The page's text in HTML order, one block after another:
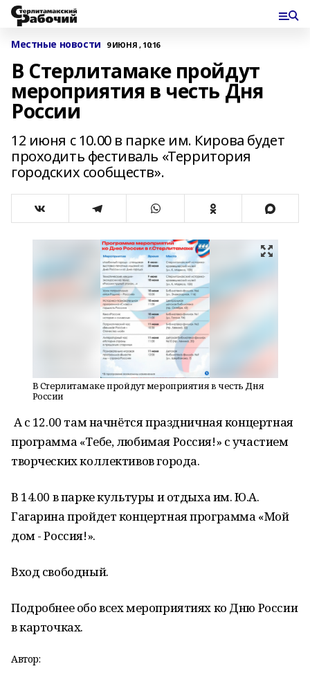
Местные новости 9 ИЮНЯ , 10:16
В Стерлитамаке пройдут
мероприятия в честь Дня
России
12 июня с 10.00 в парке им. Кирова будет
проходить фестиваль «Территория
городских сообществ».
В Стерлитамаке пройдут мероприятия в честь Дня
России
А с 12.00 там начнётся праздничная концертная
программа «Тебе, любимая Россия!» с участием
творческих коллективов города.
В 14.00 в парке культуры и отдыха им. Ю.А.
Гагарина пройдет концертная программа «Мой
дом - Россия!».
Вход свободный.
Подробнее обо всех мероприятиях ко Дню России
в карточках.
Автор: